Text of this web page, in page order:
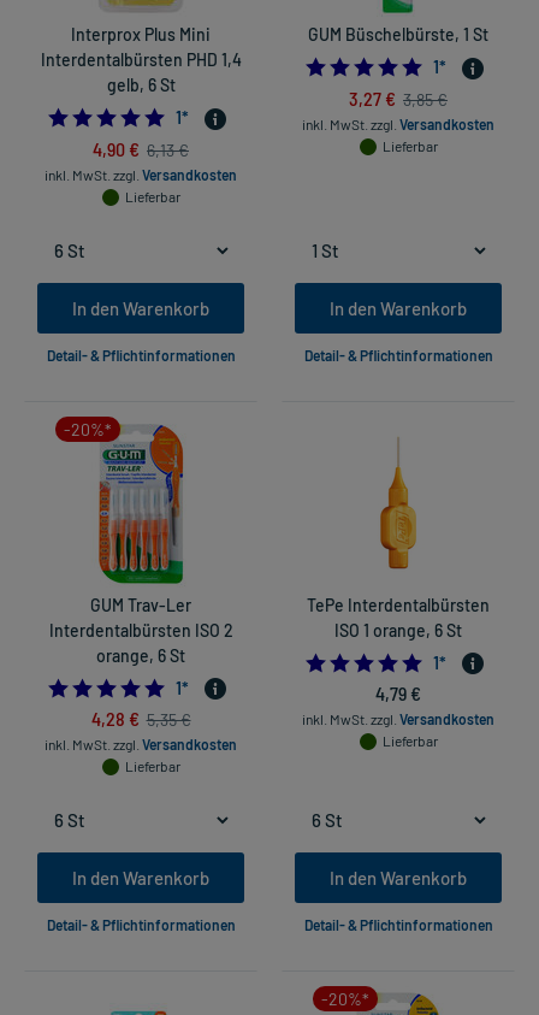
Interprox Plus Mini
Interdentalbürsten PHD 1,4
gelb, 6 St
5.0
1*
4,90 € 6,13 €
inkl. MwSt. zzgl. Versandkosten
Lieferbar
In den Warenkorb
Detail- & Pflichtinformationen
GUM Büschelbürste, 1 St
5.0
1*
3,27 € 3,85 €
inkl. MwSt. zzgl. Versandkosten
Lieferbar
In den Warenkorb
Detail- & Pflichtinformationen
-20%*
GUM Trav-Ler
Interdentalbürsten ISO 2
orange, 6 St
5.0
1*
4,28 € 5,35 €
inkl. MwSt. zzgl. Versandkosten
Lieferbar
In den Warenkorb
Detail- & Pflichtinformationen
TePe Interdentalbürsten
ISO 1 orange, 6 St
5.0
1*
4,79 €
inkl. MwSt. zzgl. Versandkosten
Lieferbar
In den Warenkorb
Detail- & Pflichtinformationen
-20%*